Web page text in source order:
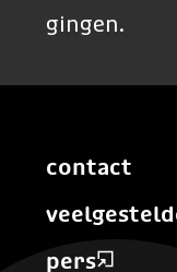
gingen.
contact
pers